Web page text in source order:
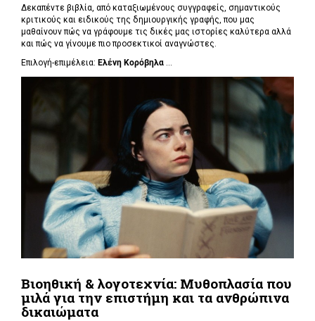
Δεκαπέντε βιβλία, από καταξιωμένους συγγραφείς, σημαντικούς
κριτικούς και ειδικούς της δημιουργικής γραφής, που μας
μαθαίνουν πώς να γράφουμε τις δικές μας ιστορίες καλύτερα αλλά
και πώς να γίνουμε πιο προσεκτικοί αναγνώστες.
Επιλογή-επιμέλεια: Ελένη Κορόβηλα ...
Βιοηθική & λογοτεχνία: Μυθοπλασία που
μιλά για την επιστήμη και τα ανθρώπινα
δικαιώματα